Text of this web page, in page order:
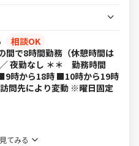
相談OK
間で8時間勤務（休憩時間は
夜勤なし ＊＊ 勤務時間
時から18時 ■10時から19時
先により変動 ※曜日固定
てみる